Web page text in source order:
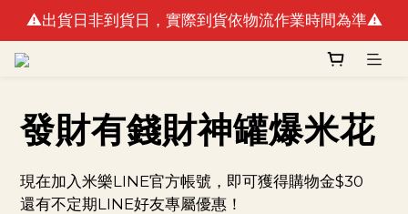
🚛最快出貨日預計8/10(一)(例假日不出貨)
⚠️出貨日非到貨日，實際到貨依物流作業時間為準⚠️
🚛最快出貨日預計8/10(一)(例假日不出貨)
發財有錢財神罐爆米花
現在加入米樂LINE官方帳號，即可獲得購物金$30
還有不定期LINE好友專屬優惠！